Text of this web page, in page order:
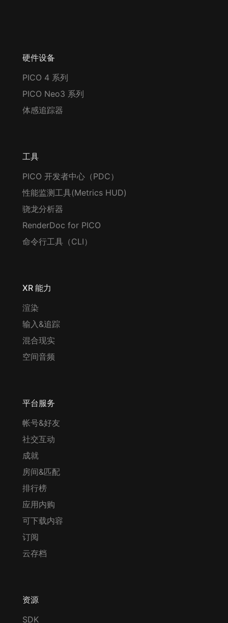
硬件设备
PICO 4 系列
PICO Neo3 系列
体感追踪器
工具
PICO 开发者中心（PDC）
性能监测工具(Metrics HUD)
骁龙分析器
RenderDoc for PICO
命令行工具（CLI）
XR 能力
渲染
输入&追踪
混合现实
空间音频
平台服务
帐号&好友
社交互动
成就
房间&匹配
排行榜
应用内购
可下载内容
订阅
云存档
资源
SDK